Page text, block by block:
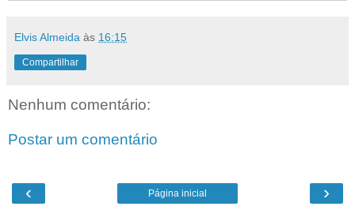
Elvis Almeida às 16:15
Compartilhar
Nenhum comentário:
Postar um comentário
‹ ›
Página inicial